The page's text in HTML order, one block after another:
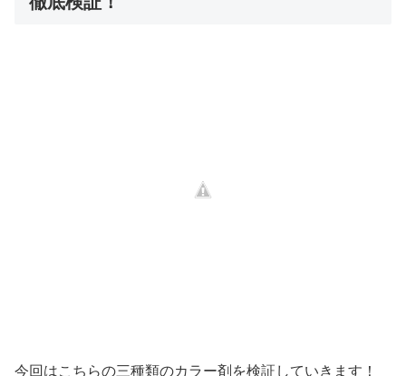
今回はこちらの三種類のカラー剤を検証していきます！